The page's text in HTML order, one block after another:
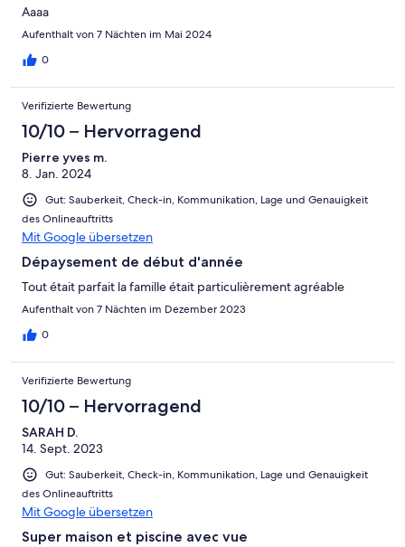
Aaaa
Aufenthalt von 7 Nächten im Mai 2024
0
Verifizierte Bewertung
10/10 – Hervorragend
Pierre yves m.
8. Jan. 2024
Gut: Sauberkeit, Check-in, Kommunikation, Lage und Genauigkeit
des Onlineauftritts
Mit Google übersetzen
Dépaysement de début d'année
Tout était parfait la famille était particulièrement agréable
Aufenthalt von 7 Nächten im Dezember 2023
0
Verifizierte Bewertung
10/10 – Hervorragend
SARAH D.
14. Sept. 2023
Gut: Sauberkeit, Check-in, Kommunikation, Lage und Genauigkeit
des Onlineauftritts
Mit Google übersetzen
Super maison et piscine avec vue